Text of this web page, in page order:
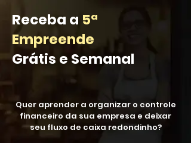
Receba a 5ª
Empreende
Grátis e Semanal
Quer aprender a organizar o controle
financeiro da sua empresa e deixar
seu fluxo de caixa redondinho?